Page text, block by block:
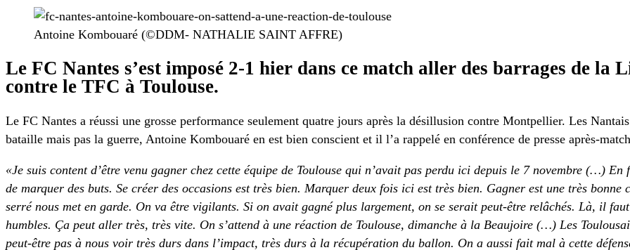
Antoine Kombouaré (©DDM- NATHALIE SAINT AFFRE)
Le FC Nantes s’est imposé 2-1 hier dans ce match aller des barrages de la
contre le TFC à Toulouse.
Le FC Nantes a réussi une grosse performance seulement quatre jours après la désillusion contre Montpellier. Les
bataille mais pas la guerre, Antoine Kombouaré en est bien conscient et il l’a rappelé en conférence de presse après-
«Je suis content d’être venu gagner chez cette équipe de Toulouse qui n’avait pas perdu ici depuis le 7 novembre (…)
de marquer des buts. Se créer des occasions est très bien. Marquer deux fois ici est très bien. Gagner est une très bonne
serré nous met en garde. On va être vigilants. Si on avait gagné plus largement, on se serait peut-être relâchés. Là, il
humbles. Ça peut aller très, très vite. On s’attend à une réaction de Toulouse, dimanche à la Beaujoire (…) Les
peut-être pas à nous voir très durs dans l’impact, très durs à la récupération du ballon. On a aussi fait mal à cette